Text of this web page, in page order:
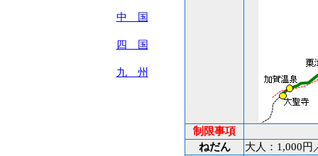
中 国
四 国
九 州
制限事項
ねだん
大人：1,000円